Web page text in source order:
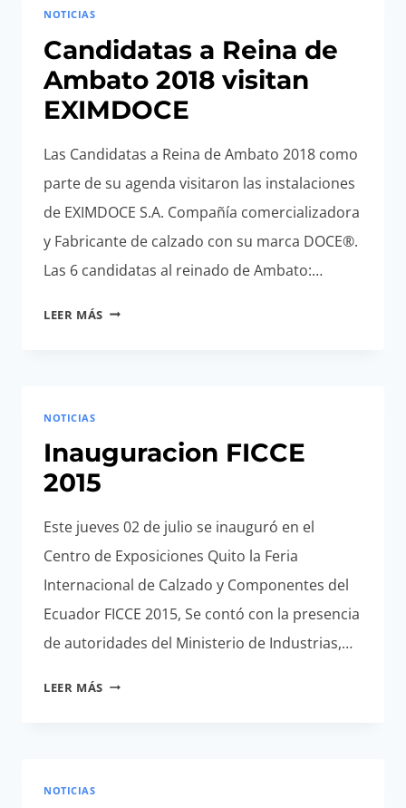
2018
NOTICIAS
Candidatas a Reina de
Ambato 2018 visitan
EXIMDOCE
Las Candidatas a Reina de Ambato 2018 como
parte de su agenda visitaron las instalaciones
de EXIMDOCE S.A. Compañía comercializadora
y Fabricante de calzado con su marca DOCE®.
Las 6 candidatas al reinado de Ambato:…
LEER MÁS CANDIDATAS
VISITAN
EXIMDOCE
NOTICIAS
Inauguracion FICCE
2015
Este jueves 02 de julio se inauguró en el
Centro de Exposiciones Quito la Feria
Internacional de Calzado y Componentes del
Ecuador FICCE 2015, Se contó con la presencia
de autoridades del Ministerio de Industrias,…
LEER MÁS INAUGURACION
NOTICIAS